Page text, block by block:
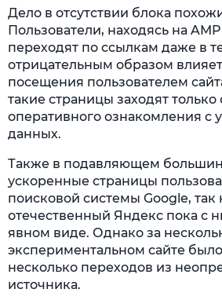
Дело в отсутствии блока
Пользователи, находясь на
переходят по ссылкам даже в
отрицательным образом
посещения пользователем
такие страницы заходят
оперативного ознакомления с
данных.
Также в подавляющем
ускоренные страницы
поисковой системы Google, так
отечественный Яндекс пока с
явном виде. Однако за
экспериментальном сайте
несколько переходов из
источника.